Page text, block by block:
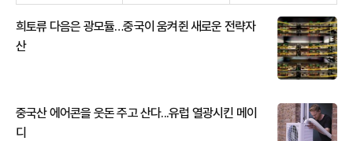
희토류 다음은 광모듈…중국이 움켜쥔 새로운 전략자
산
중국산 에어콘을 웃돈 주고 산다...유럽 열광시킨 메이
디